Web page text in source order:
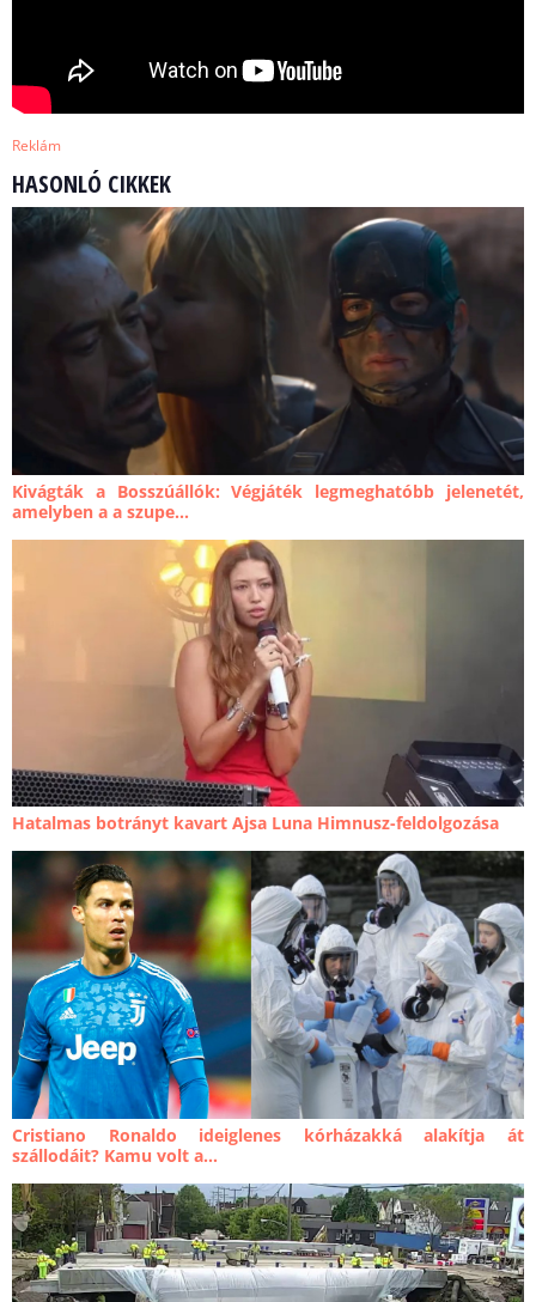
Reklám
HASONLÓ CIKKEK
Kivágták a Bosszúállók: Végjáték legmeghatóbb jelenetét,
amelyben a a szupe...
Hatalmas botrányt kavart Ajsa Luna Himnusz-feldolgozása
Cristiano Ronaldo ideiglenes kórházakká alakítja át
szállodáit? Kamu volt a...